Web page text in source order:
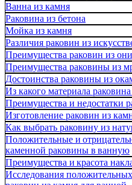
Ванна из камня
Раковина из бетона
Мойка из камня
Различия раковин из
Преимущества раковин из
Преимущества раковины из
Достоинства раковины из
Из какого материала
Преимущества и недостатки
Изготовление раковин из
Как выбрать раковину из
Положительные и
каменной раковины в ванную
Преимущества и красота
Исследования